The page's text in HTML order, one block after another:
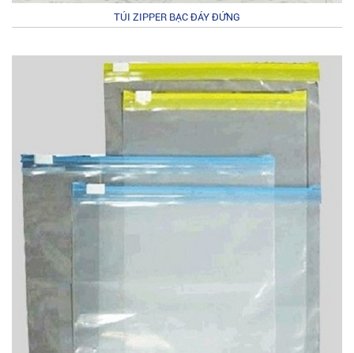
TÚI ZIPPER BẠC ĐÁY ĐỨNG